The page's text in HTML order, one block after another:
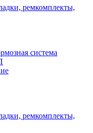
ремкомплекты,
система
ремкомплекты,